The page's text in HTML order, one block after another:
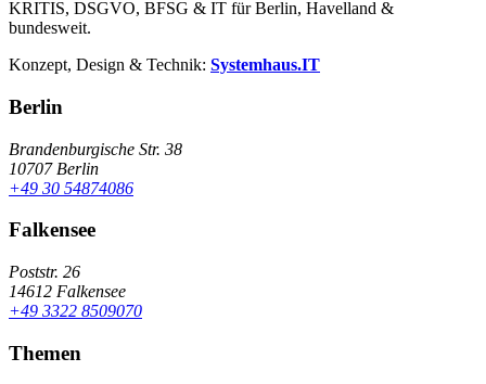
KRITIS, DSGVO, BFSG & IT für Berlin, Havelland &
bundesweit.
Konzept, Design & Technik: Systemhaus.IT
Berlin
Brandenburgische Str. 38
10707 Berlin
+49 30 54874086
Falkensee
Poststr. 26
14612 Falkensee
+49 3322 8509070
Themen